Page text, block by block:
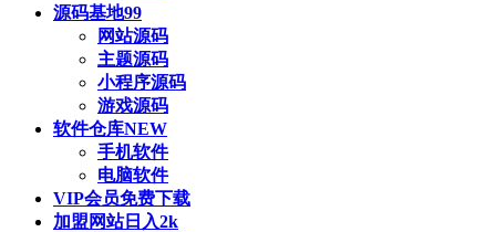
源码基地99
网站源码
主题源码
小程序源码
游戏源码
软件仓库NEW
手机软件
电脑软件
VIP会员免费下载
加盟网站日入2k